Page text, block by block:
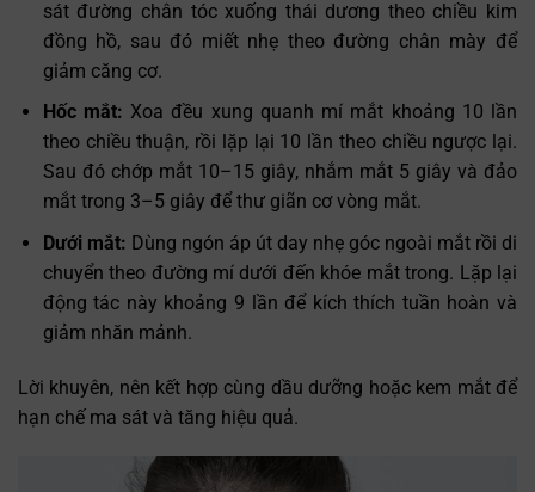
sát đường chân tóc xuống thái dương theo chiều kim
đồng hồ, sau đó miết nhẹ theo đường chân mày để
giảm căng cơ.
Hốc mắt: Xoa đều xung quanh mí mắt khoảng 10 lần
theo chiều thuận, rồi lặp lại 10 lần theo chiều ngược lại.
Sau đó chớp mắt 10–15 giây, nhắm mắt 5 giây và đảo
mắt trong 3–5 giây để thư giãn cơ vòng mắt.
Dưới mắt: Dùng ngón áp út day nhẹ góc ngoài mắt rồi di
chuyển theo đường mí dưới đến khóe mắt trong. Lặp lại
động tác này khoảng 9 lần để kích thích tuần hoàn và
giảm nhăn mảnh.
Lời khuyên, nên kết hợp cùng dầu dưỡng hoặc kem mắt để
hạn chế ma sát và tăng hiệu quả.